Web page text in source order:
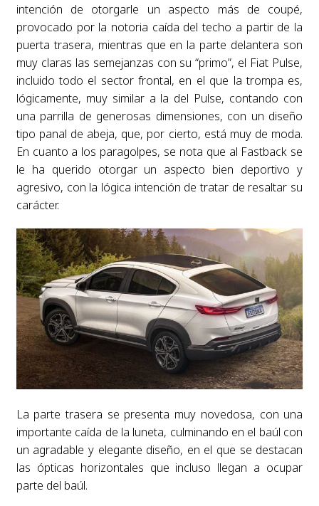
intención de otorgarle un aspecto más de coupé,
provocado por la notoria caída del techo a partir de la
puerta trasera, mientras que en la parte delantera son
muy claras las semejanzas con su “primo”, el Fiat Pulse,
incluido todo el sector frontal, en el que la trompa es,
lógicamente, muy similar a la del Pulse, contando con
una parrilla de generosas dimensiones, con un diseño
tipo panal de abeja, que, por cierto, está muy de moda.
En cuanto a los paragolpes, se nota que al Fastback se
le ha querido otorgar un aspecto bien deportivo y
agresivo, con la lógica intención de tratar de resaltar su
carácter.
La parte trasera se presenta muy novedosa, con una
importante caída de la luneta, culminando en el baúl con
un agradable y elegante diseño, en el que se destacan
las ópticas horizontales que incluso llegan a ocupar
parte del baúl.